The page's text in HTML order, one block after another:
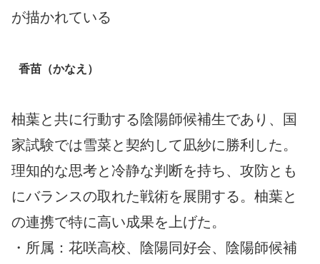
が描かれている
香苗（かなえ）
柚葉と共に行動する陰陽師候補生であり、国
家試験では雪菜と契約して凪紗に勝利した。
理知的な思考と冷静な判断を持ち、攻防とも
にバランスの取れた戦術を展開する。柚葉と
の連携で特に高い成果を上げた。
・所属：花咲高校、陰陽同好会、陰陽師候補